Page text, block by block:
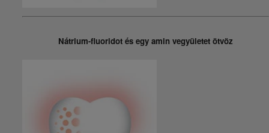
Nátrium-fluoridot és egy amin vegyületet ötvöz